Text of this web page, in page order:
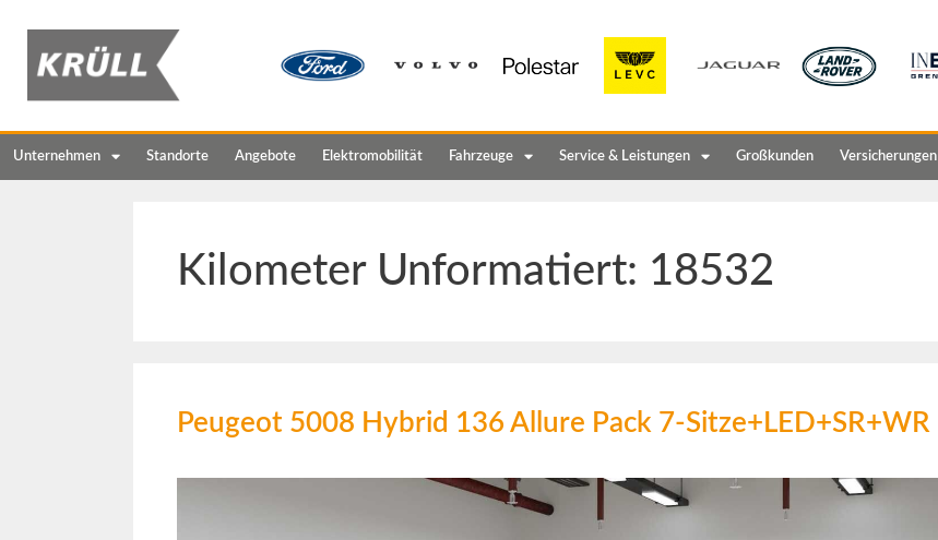
Unternehmen Standorte Angebote Elektromobilität Fahrzeuge Service & Leistungen Großkunden Versicherungen
Kilometer Unformatiert: 18532
Peugeot 5008 Hybrid 136 Allure Pack 7-Sitze+LED+SR+WR